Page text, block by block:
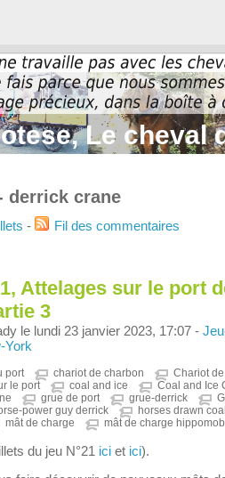
Le cheval
derrick crane
- Fil des commentaires
Attelages sur le port
3
le lundi 23 janvier 2023, 17:07 -
York
port chariot de charbon
Chariot
le port
coal and ice
Coal and Ice
grue de port grue-derrick
power guy derrick
horses drawn
mât de charge mât de charge
du jeu N°21 ici et ici).